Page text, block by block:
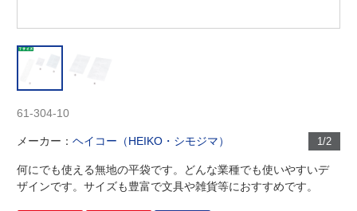
1/2
61-304-10
メーカー：ヘイコー（HEIKO・シモジマ）
何にでも使える無地の平袋です。どんな業種でも使いやすいデ
ザインです。サイズも豊富で文具や雑貨等におすすめです。